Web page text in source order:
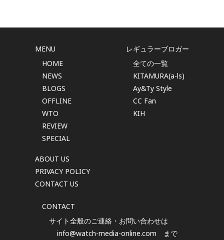
MENU
HOME
NEWS
BLOGS
OFFLINE
WTO
REVIEW
SPECIAL
ABOUT US
PRIVACY POLICY
CONTACT US
レギュラーブロガー
全ての一覧
KITAMURA(a-ls)
Ay&Ty Style
CC Fan
KIH
CONTACT
サイト全般のご連絡・お問い合わせは
info@watch-media-online.com まで